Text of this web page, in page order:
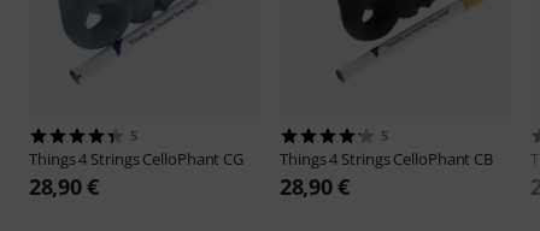
5
Things 4 StringsCelloPhant CG
28,90 €
5
Things 4 StringsCelloPhant CB
28,90 €